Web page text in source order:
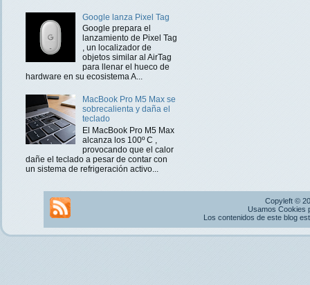
Google lanza Pixel Tag
Google prepara el
lanzamiento de Pixel Tag
, un localizador de
objetos similar al AirTag
para llenar el hueco de
hardware en su ecosistema A...
MacBook Pro M5 Max se
sobrecalienta y daña el
teclado
El MacBook Pro M5 Max
alcanza los 100º C ,
provocando que el calor
dañe el teclado a pesar de contar con
un sistema de refrigeración activo...
Copyleft ©
Usamos Cookies
Los contenidos de este blog